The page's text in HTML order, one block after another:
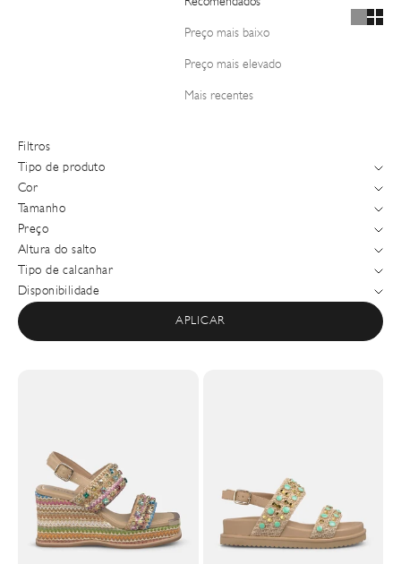
Preço mais baixo
Preço mais elevado
Mais recentes
Filtros
Tipo de produto
Cor
Tamanho
Preço
Altura do salto
Tipo de calcanhar
Disponibilidade
APLICAR